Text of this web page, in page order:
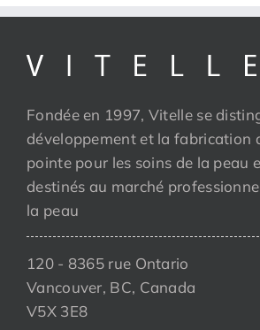
Fondée en 1997, Vitelle se
développement et la fabrication
pointe pour les soins de la peau
destinés au marché
la peau
120 - 8365 rue Ontario
Vancouver, BC, Canada
V5X 3E8